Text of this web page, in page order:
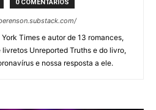
0 COMENTÁRIOS
Times e autor de 13 romances,
Unreported Truths e do livro,
e nossa resposta a ele.